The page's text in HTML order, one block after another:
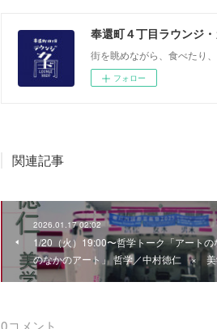
奉還町４丁目ラウンジ
街を眺めながら、食べたり
フォロー
関連記事
2026.01.17 02:02
1/20（火）19:00〜哲学トーク「アート
のなかのアート」 哲学／中村徳仁 × 美
0コメント